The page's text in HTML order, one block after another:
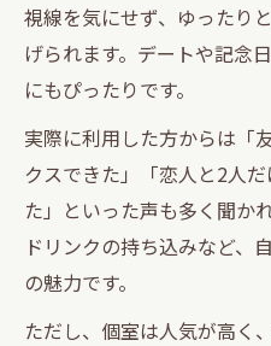
視線を気にせず、ゆったり
げられます。デートや記念
にもぴったりです。
実際に利用した方からは「
クスできた」「恋人と2人
た」といった声も多く聞か
ドリンクの持ち込みなど、
の魅力です。
ただし、個室は人気が高く